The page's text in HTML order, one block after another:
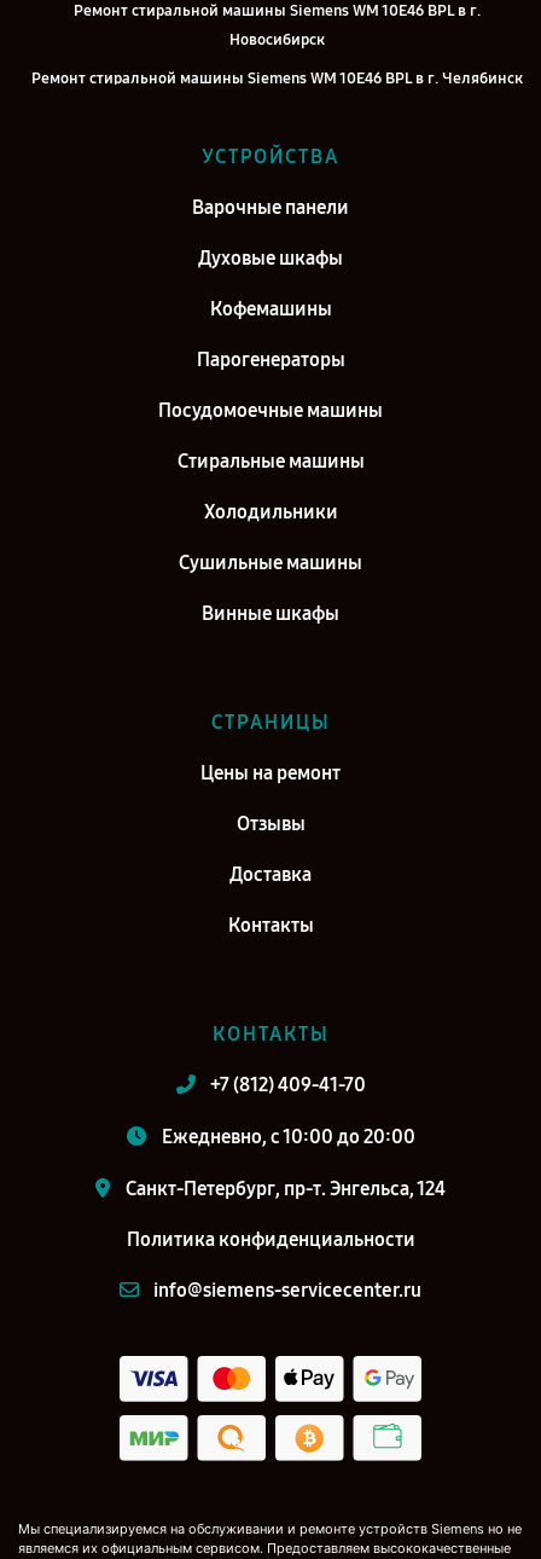
Ремонт стиральной машины Siemens WM 10E46 BPL в г.
Новосибирск
Ремонт стиральной машины Siemens WM 10E46 BPL в г. Челябинск
Екатеринбург
Ремонт стиральной машины Siemens WM 10E46 BPL в г. Воронеж
Ремонт стиральной машины Siemens WM 10E46 BPL в г. Саратов
Ремонт стиральной машины Siemens WM 10E46 BPL в г. Самара
УСТРОЙСТВА
Варочные панели
Духовые шкафы
Кофемашины
Парогенераторы
Посудомоечные машины
Стиральные машины
Холодильники
Сушильные машины
Винные шкафы
СТРАНИЦЫ
Цены на ремонт
Отзывы
Доставка
Контакты
КОНТАКТЫ
+7 (812) 409-41-70
Ежедневно, с 10:00 до 20:00
Санкт-Петербург, пр-т. Энгельса, 124
Политика конфиденциальности
info@siemens-servicecenter.ru
Мы специализируемся на обслуживании и ремонте устройств Siemens но не
являемся их официальным сервисом. Предоставляем высококачественные